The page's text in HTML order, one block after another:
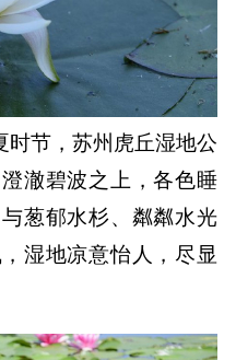
节，苏州虎丘湿地公
澈碧波之上，各色睡
葱郁水杉、粼粼水光
湿地凉意怡人，尽显